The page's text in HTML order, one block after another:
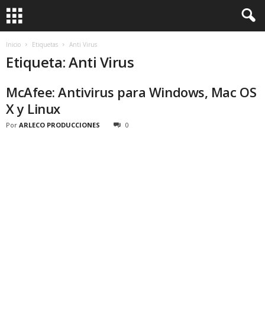
Inicio Etiquetas Anti Virus
Etiqueta: Anti Virus
McAfee: Antivirus para Windows, Mac OS
X y Linux
Por ARLECO PRODUCCIONES 0